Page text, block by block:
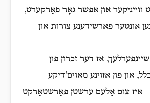
ווייניקער און אפשר גאָר פאַרקערט,
אונטער פאַרשידענע צורות און
אַז דער זכרון פון
און פון אַזוינע מאוים'דיקע
– איז צום אַלעם ערשטן פאַרשטאַרקט